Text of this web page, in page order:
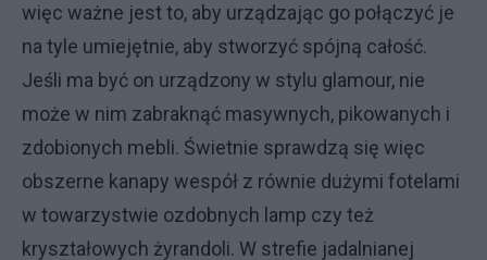
więc ważne jest to, aby urządzając go połączyć je
na tyle umiejętnie, aby stworzyć spójną całość.
Jeśli ma być on urządzony w stylu glamour, nie
może w nim zabraknąć masywnych, pikowanych i
zdobionych mebli. Świetnie sprawdzą się więc
obszerne kanapy wespół z równie dużymi fotelami
w towarzystwie ozdobnych lamp czy też
kryształowych żyrandoli. W strefie jadalnianej